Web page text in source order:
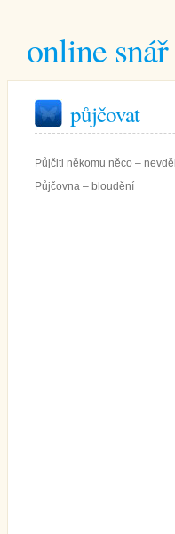
online snář
půjčovat
Půjčiti někomu něco –
Půjčovna – bloudění